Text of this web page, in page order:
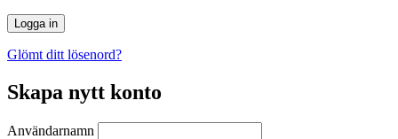
Glömt ditt lösenord?
Skapa nytt konto
Användarnamn